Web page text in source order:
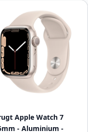
Apple Watch 7
- Aluminium -